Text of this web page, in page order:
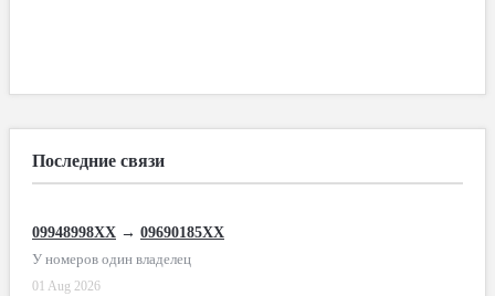
Последние связи
09948998XX → 09690185XX
У номеров один владелец
01 Aug 2026